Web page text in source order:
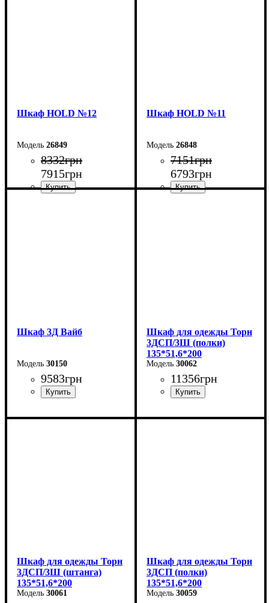
Шкаф НOLD №12
26849
8332грн
7915грн
Шкаф НOLD №11
26848
7151грн
6793грн
Шкаф 3Д Вайб
30150
9583грн
Ширина: 138,2 см
Шкаф для одежды Торн
3ДСП/3Ш (полки)
135*51,6*200
30062
11356грн
Ширина: 135 см
Шкаф для одежды Торн
3ДСП/3Ш (штанга)
135*51,6*200
30061
Шкаф для одежды Торн
3ДСП (полки)
135*51,6*200
30059